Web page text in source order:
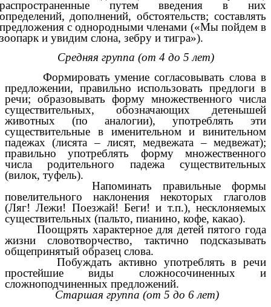
путем введения в них
дополнений, обстоятельств; составлять
с однородными членами («Мы пойдем в
и увидим слона, зебру и тигра»).
Средняя группа (от 4 до 5 лет)
Формировать умение согласовывать слова в
предложении, правильно использовать предлоги в
речи; образовывать форму множественного числа
существительных, обозначающих детенышей
животных (по аналогии), употреблять эти
существительные в именительном и винительном
падежах (лисята – лисят, медвежата – медвежат);
правильно употреблять форму множественного
числа родительного падежа существительных
(вилок, туфель).
Напоминать правильные формы
повелительного наклонения некоторых глаголов
(Ляг! Лежи! Поезжай! Беги! и т.п.), несклоняемых
существительных (пальто, пианино, кофе, какао).
Поощрять характерное для детей пятого года
жизни словотворчество, тактично подсказывать
общепринятый образец слова.
Побуждать активно употреблять в речи
простейшие виды сложносочиненных и
сложноподчиненных предложений.
Старшая группа (от 5 до 6 лет)